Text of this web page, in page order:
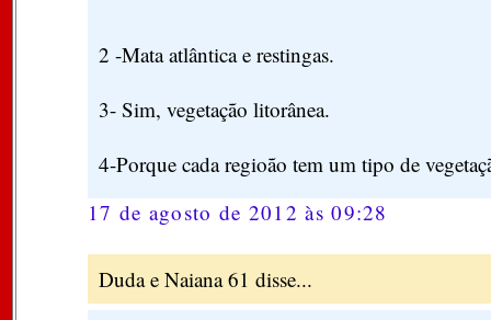
2 -Mata atlântica e restingas.
3- Sim, vegetação litorânea.
4-Porque cada regioão tem um tipo de
17 de agosto de 2012 às 09:28
Duda e Naiana 61 disse...